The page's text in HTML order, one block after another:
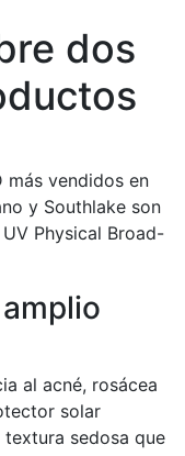
dos
más vendidos en
y Southlake son
Physical Broad-
al acné, rosácea
solar
sedosa que